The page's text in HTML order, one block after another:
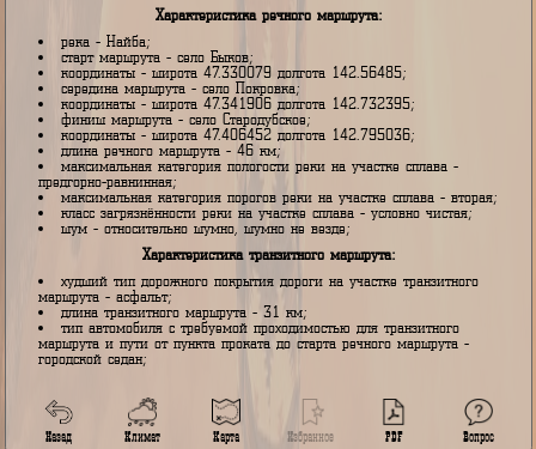
Характеристика речного маршрута:
река - Найба;
старт маршрута - село Быков;
координаты - широта 47.330079 долгота 142.56485;
середина маршрута - село Покровка;
финиш маршрута - село Стародубское;
координаты - широта 47.406452 долгота 142.795036;
длина речного маршрута - 46 км;
максимальная категория пологости реки на участке сплава -
предгорно-равнинная;
максимальная категория порогов реки на участке сплава -
шум - относительно шумно, шумно не везде;
Характеристика транзитного маршрута: